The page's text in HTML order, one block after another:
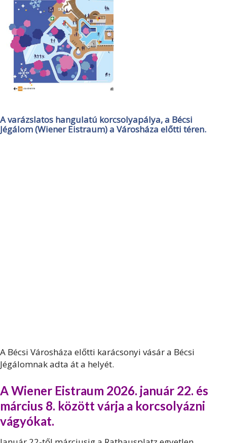
A varázslatos hangulatú korcsolyapálya, a Bécsi
Jégálom (Wiener Eistraum) a Városháza előtti téren.
A Bécsi Városháza előtti karácsonyi vásár a Bécsi
Jégálomnak adta át a helyét.
A Wiener Eistraum 2026. január 22. és
március 8. között várja a korcsolyázni
vágyókat.